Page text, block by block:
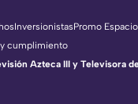
InversionistasPromo Espacio
cumplimiento
Azteca III y Televisora